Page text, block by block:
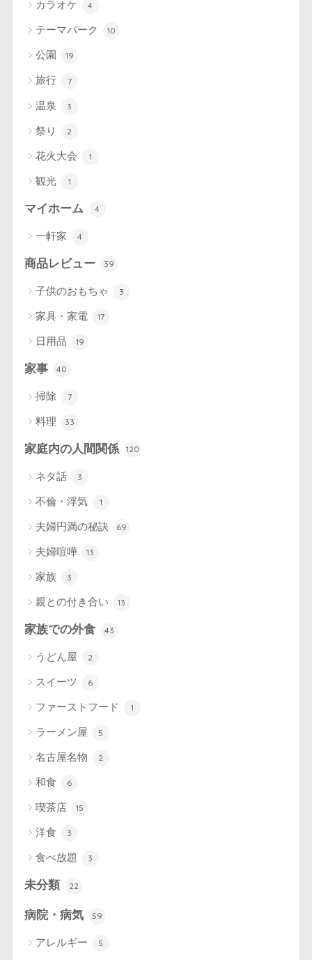
カラオケ 4
テーマパーク 10
公園 19
旅行 7
温泉 3
祭り 2
花火大会 1
観光 1
マイホーム 4
一軒家 4
商品レビュー 39
子供のおもちゃ 3
家具・家電 17
日用品 19
家事 40
掃除 7
料理 33
家庭内の人間関係 120
ネタ話 3
不倫・浮気 1
夫婦円満の秘訣 69
夫婦喧嘩 13
家族 3
親との付き合い 13
家族での外食 43
うどん屋 2
スイーツ 6
ファーストフード 1
ラーメン屋 5
名古屋名物 2
和食 6
喫茶店 15
洋食 3
食べ放題 3
未分類 22
病院・病気 59
アレルギー 5